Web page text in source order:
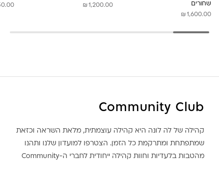
שחורים
₪ 1,600.00
₪ 1,200.00
Community Club
קהילה של לה לונה היא קהילה עוצמתית, מלאת השראה וכזאת
שמתפתחת ומתרקמת כל הזמן. הצטרפו למועדון שלנו ותהנו
מהטבות בלעדיות וחוות קהילה ייחודית לחברי ה-Community